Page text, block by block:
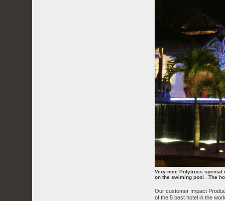
Very nice Polytruss special
on the swiming pool . The
Our customer Impact
of the 5 best hotel in the